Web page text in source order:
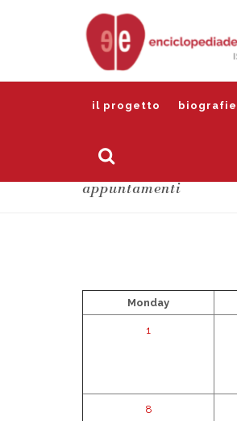
il progetto biografie
appuntamenti
Monday
1
8